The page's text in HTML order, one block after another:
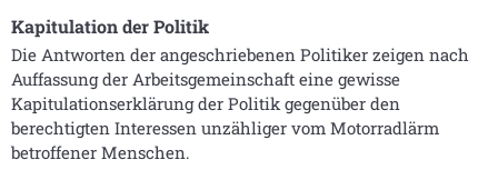
Kapitulation der Politik
Die Antworten der angeschriebenen Politiker zeigen nach
Auffassung der Arbeitsgemeinschaft eine gewisse
Kapitulationserklärung der Politik gegenüber den
berechtigten Interessen unzähliger vom Motorradlärm
betroffener Menschen.